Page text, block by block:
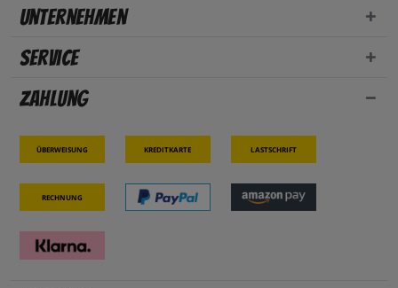
Unternehmen
Service
Zahlung
Überweisung Kreditkarte Lastschrift
Rechnung